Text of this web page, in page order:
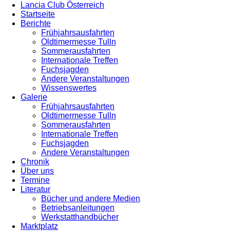
Lancia Club Österreich
Startseite
Berichte
Frühjahrsausfahrten
Oldtimermesse Tulln
Sommerausfahrten
Internationale Treffen
Fuchsjagden
Andere Veranstaltungen
Wissenswertes
Galerie
Frühjahrsausfahrten
Oldtimermesse Tulln
Sommerausfahrten
Internationale Treffen
Fuchsjagden
Andere Veranstaltungen
Chronik
Über uns
Termine
Literatur
Bücher und andere Medien
Betriebsanleitungen
Werkstatthandbücher
Marktplatz